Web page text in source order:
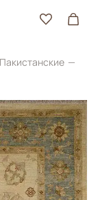
Пакистанские